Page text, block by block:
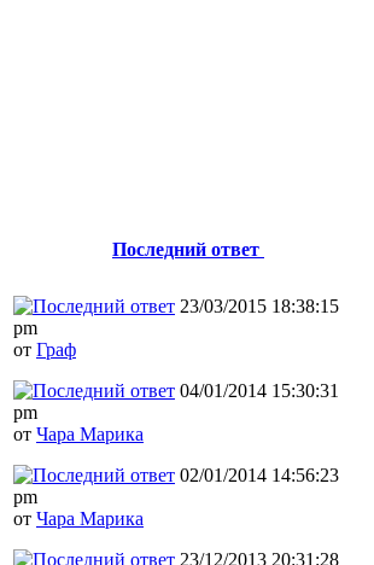
Последний ответ
23/03/2015 18:38:15
pm
от Граф
04/01/2014 15:30:31
pm
от Чара Марика
02/01/2014 14:56:23
pm
от Чара Марика
23/12/2013 20:31:28